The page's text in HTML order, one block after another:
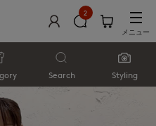
2
メニュー
Search Styling